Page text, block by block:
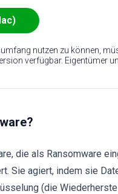
nutzen zu können,
verfügbar. Eigentümer
die als Ransomware
Sie agiert, indem sie
(die